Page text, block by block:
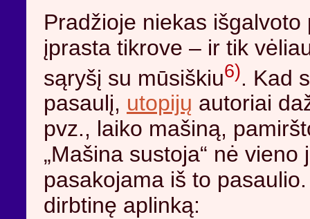
Pradžioje niekas
įprasta tikrove – ir tik
sąryšį su mūsiškiu6). Kad
pasaulį, utopijų autoriai
pvz., laiko mašiną,
„Mašina sustoja“ nė
pasakojama iš to
dirbtinę aplinką: